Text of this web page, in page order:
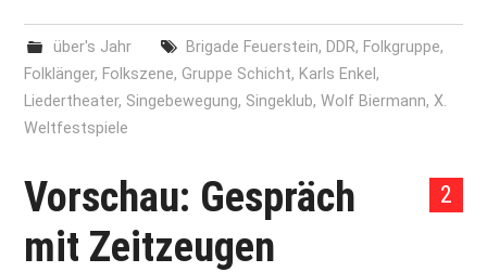
über's Jahr Brigade Feuerstein, DDR, Folkgruppe,
Folklänger, Folkszene,Gruppe Schicht, Karls Enkel,
Liedertheater, Singebewegung, Singeklub,Wolf Biermann,X.
Weltfestspiele
2
Vorschau: Gespräch
mit Zeitzeugen